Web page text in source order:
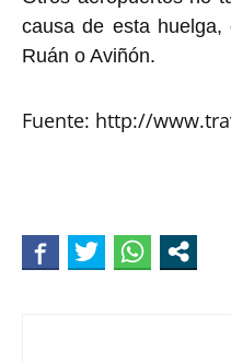
causa de esta
Ruán o Aviñón.
Fuente: http://